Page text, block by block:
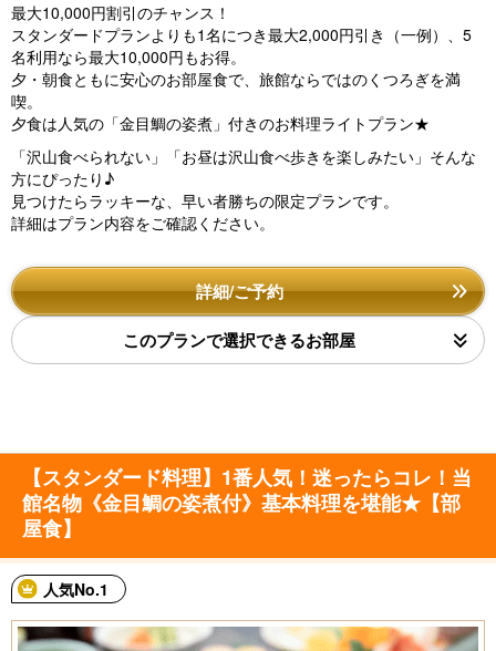
最大10,000円割引のチャンス！
スタンダードプランよりも1名につき最大2,000円引き（一例）、5
名利用なら最大10,000円もお得。
夕・朝食ともに安心のお部屋食で、旅館ならではのくつろぎを満
喫。
夕食は人気の「金目鯛の姿煮」付きのお料理ライトプラン★
「沢山食べられない」「お昼は沢山食べ歩きを楽しみたい」 そんな
方にぴったり♪
見つけたらラッキーな、早い者勝ちの限定プランです。
詳細はプラン内容をご確認ください。
詳細/ご予約
このプランで選択できるお部屋
【スタンダード料理】1番人気！迷ったらコレ！当
館名物《金目鯛の姿煮付》基本料理を堪能★【部
屋食】
人気No.1